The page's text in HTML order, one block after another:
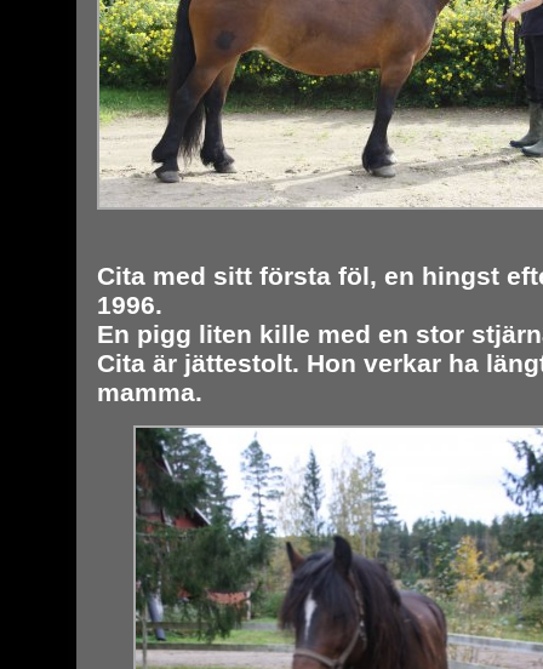
Cita med sitt första föl, en hingst
1996.
En pigg liten kille med en stor
Cita är jättestolt. Hon verkar ha
mamma.